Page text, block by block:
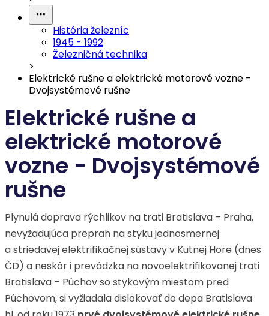
História železníc
1945 - 1992
Železničná technika
>
Elektrické rušne a elektrické motorové vozne -
Dvojsystémové rušne
Elektrické rušne a
elektrické motorové
vozne - Dvojsystémové
rušne
Plynulá doprava rýchlikov na trati Bratislava – Praha,
nevyžadujúca preprah na styku jednosmernej
a striedavej elektrifikačnej sústavy v Kutnej Hore (dnes
ČD) a neskôr i prevádzka na novoelektrifikovanej trati
Bratislava – Púchov so stykovým miestom pred
Púchovom, si vyžiadala dislokovať do depa Bratislava